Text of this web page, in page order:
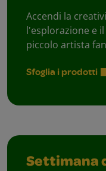
Accendi la
l'esplorazione e
piccolo artista
Sfoglia i prodotti
Settimana